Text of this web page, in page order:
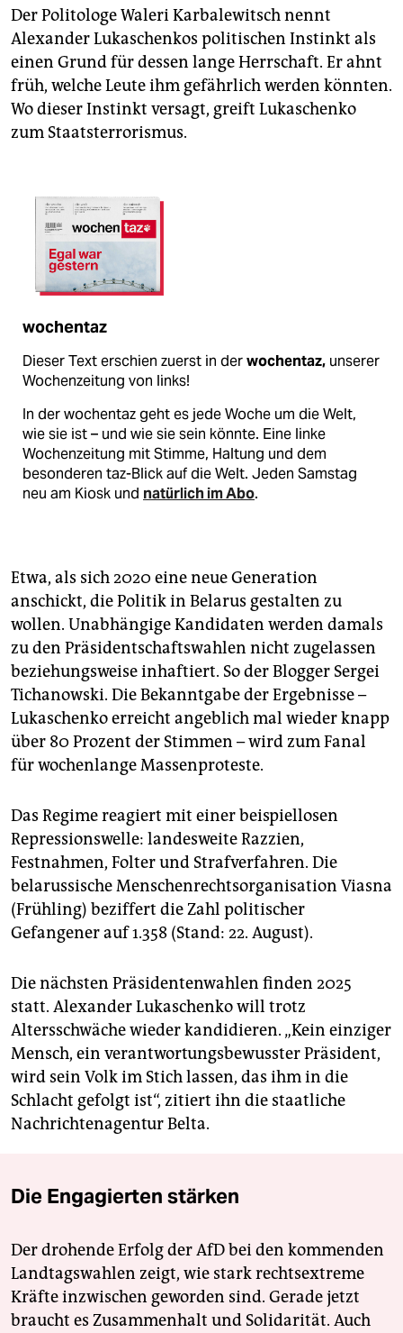
Der Politologe Waleri Karbalewitsch nennt
Alexander Lukaschenkos politischen Instinkt als
einen Grund für dessen lange Herrschaft. Er ahnt
früh, welche Leute ihm gefährlich werden könnten.
Wo dieser Instinkt versagt, greift Lukaschenko
zum Staatsterrorismus.
wochentaz
Dieser Text erschien zuerst in derwochentaz, unserer
Wochenzeitung von links!
In der wochentaz geht es jede Woche um die Welt,
wie sie ist – und wie sie sein könnte. Eine linke
Wochenzeitung mit Stimme, Haltung und dem
besonderen taz-Blick auf die Welt. Jeden Samstag
neu am Kiosk und natürlich im Abo.
Etwa, als sich 2020 eine neue Generation
anschickt, die Politik in Belarus gestalten zu
wollen. Unabhängige Kandidaten werden damals
zu den Präsidentschaftswahlen nicht zugelassen
beziehungsweise inhaftiert. So der Blogger Sergei
Tichanowski. Die Bekanntgabe der Ergebnisse –
Lukaschenko erreicht angeblich mal wieder knapp
über 80 Prozent der Stimmen – wird zum Fanal
für wochenlange Massenproteste.
Das Regime reagiert mit einer beispiellosen
Repressionswelle: landesweite Razzien,
Festnahmen, Folter und Strafverfahren. Die
belarussische Menschenrechtsorganisation Viasna
(Frühling) beziffert die Zahl politischer
Gefangener auf 1.358 (Stand: 22. August).
Die nächsten Präsidentenwahlen finden 2025
statt. Alexander Lukaschenko will trotz
Altersschwäche wieder kandidieren. „Kein einziger
Mensch, ein verantwortungsbewusster Präsident,
wird sein Volk im Stich lassen, das ihm in die
Schlacht gefolgt ist“, zitiert ihn die staatliche
Nachrichtenagentur Belta.
Die Engagierten stärken
Der drohende Erfolg der AfD bei den kommenden
Landtagswahlen zeigt, wie stark rechtsextreme
Kräfte inzwischen geworden sind. Gerade jetzt
braucht es Zusammenhalt und Solidarität. Auch